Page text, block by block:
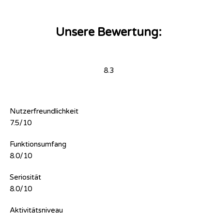
Unsere Bewertung:
8.3
Nutzerfreundlichkeit
7.5/10
Funktionsumfang
8.0/10
Seriosität
8.0/10
Aktivitätsniveau